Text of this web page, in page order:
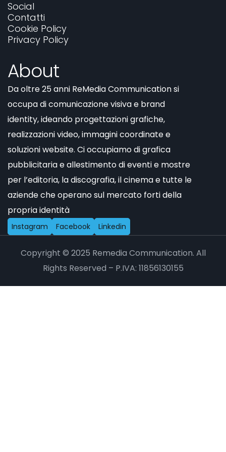
Social
Contatti
Cookie Policy
Privacy Policy
About
Da oltre 25 anni ReMedia Communication si
occupa di comunicazione visiva e brand
identity, ideando progettazioni grafiche,
realizzazioni video, immagini coordinate e
soluzioni website. Ci occupiamo di grafica
pubblicitaria e allestimento di eventi e mostre
per l’editoria, la discografia, il cinema e tutte le
aziende che operano sul mercato forti della
propria identità
Instagram Facebook Linkedin
Copyright © 2025 Remedia Communication. All
Rights Reserved – P.IVA: 11856130155